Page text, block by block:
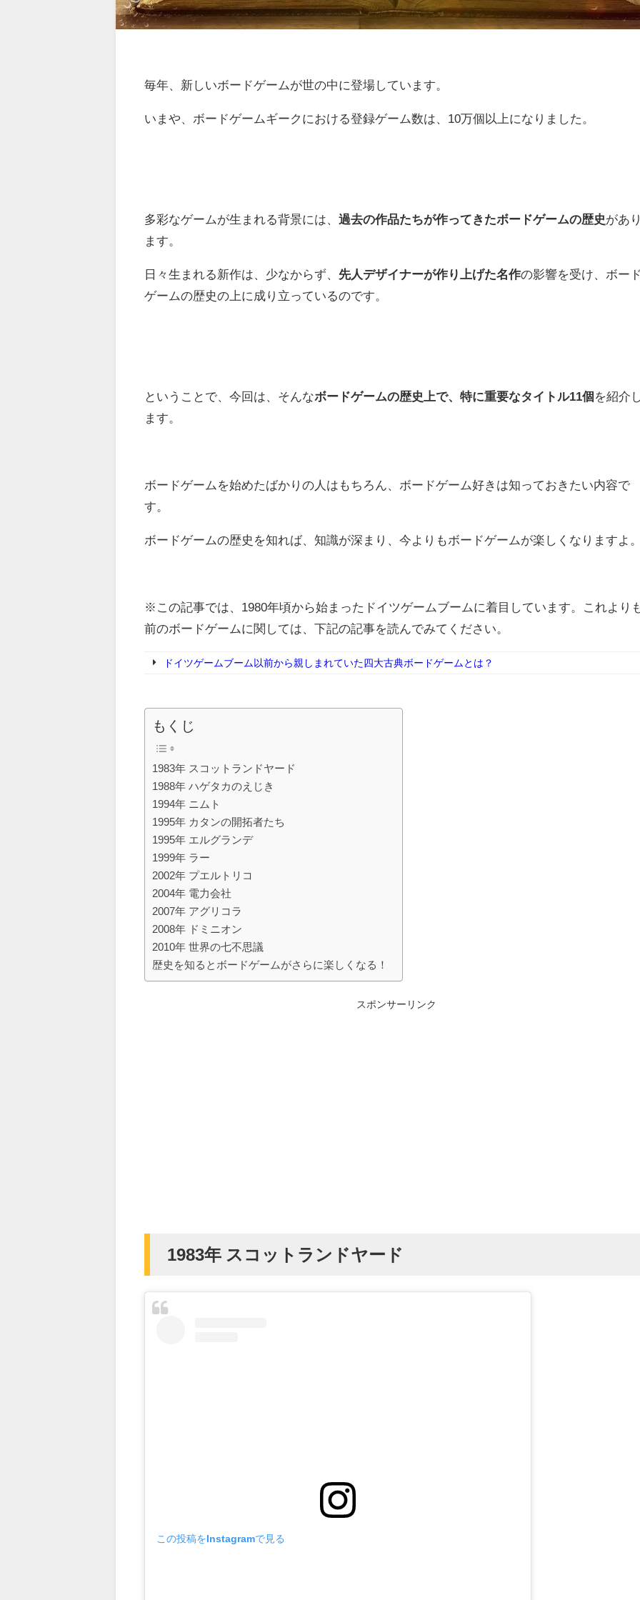
毎年、新しいボードゲームが世の中に登場しています。
いまや、ボードゲームギークにおける登録ゲーム数は、10万個以上になりました。
多彩なゲームが生まれる背景には、過去の作品たちが作ってきたボードゲームの歴史があ
ます。
日々生まれる新作は、少なからず、 先人デザイナーが作り上げた名作の影響を受け、ボー
ゲームの歴史の上に成り立っているのです。
ということで、今回は、そんなボードゲームの歴史上で、特に重要なタイトル11個 を紹介
ます。
ボードゲームを始めたばかりの人はもちろん、ボードゲーム好きは知っておきたい内容で
す。
ボードゲームの歴史を知れば、知識が深まり、今よりもボードゲームが楽しくなりますよ
※この記事では、1980年頃から始まったドイツゲームブームに着目しています。これより
前のボードゲームに関しては、下記の記事を読んでみてください。
ドイツゲームブーム以前から親しまれていた四大古典ボードゲームとは？
もくじ
1983年 スコットランドヤード
1988年 ハゲタカのえじき
1994年 ニムト
1995年 カタンの開拓者たち
1995年 エルグランデ
1999年 ラー
2002年 プエルトリコ
2004年 電力会社
2007年 アグリコラ
2008年 ドミニオン
2010年 世界の七不思議
歴史を知るとボードゲームがさらに楽しくなる！
スポンサーリンク
1983年 スコットランドヤード
この投稿をInstagramで見る